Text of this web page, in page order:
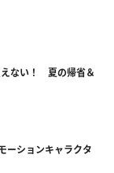
ない！ 夏の帰省＆
ーションキャラクタ